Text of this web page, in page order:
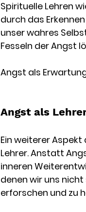
Spirituelle Lehren
durch das
unser wahres
Fesseln der Angst
Angst als
Angst als
Ein weiterer
Lehrer. Anstatt
inneren
denen wir uns
erforschen und zu